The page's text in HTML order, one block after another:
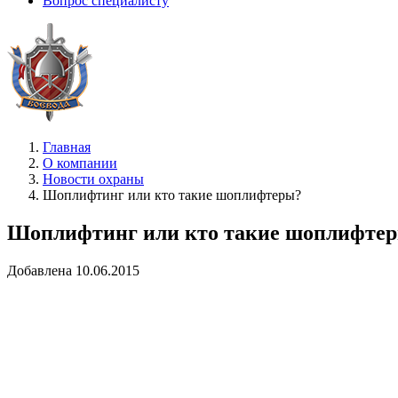
Главная
О компании
Новости охраны
Шоплифтинг или кто такие шоплифтеры?
Шоплифтинг или кто такие
Добавлена 10.06.2015